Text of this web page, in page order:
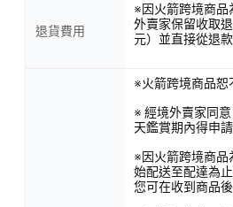
退貨費用
※因火箭跨境商品
外賣家保留收取
元）並直接從退
※火箭跨境商品恕
※ 經境外賣家同
天鑑賞期內得申請
※因火箭跨境商品
始配送至配達為
您可在收到商品